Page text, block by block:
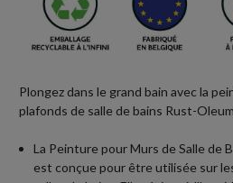
Plongez dans le grand bain avec la
plafonds de salle de bains Rust-
La Peinture pour Murs de Salle de
est conçue pour être utilisée sur